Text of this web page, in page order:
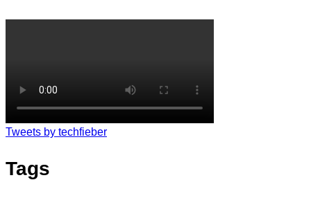
Tweets by techfieber
Tags